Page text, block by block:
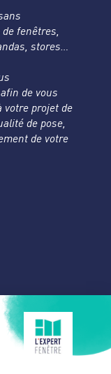
fenêtres,
stores…
de vous
votre projet de
de pose,
de votre